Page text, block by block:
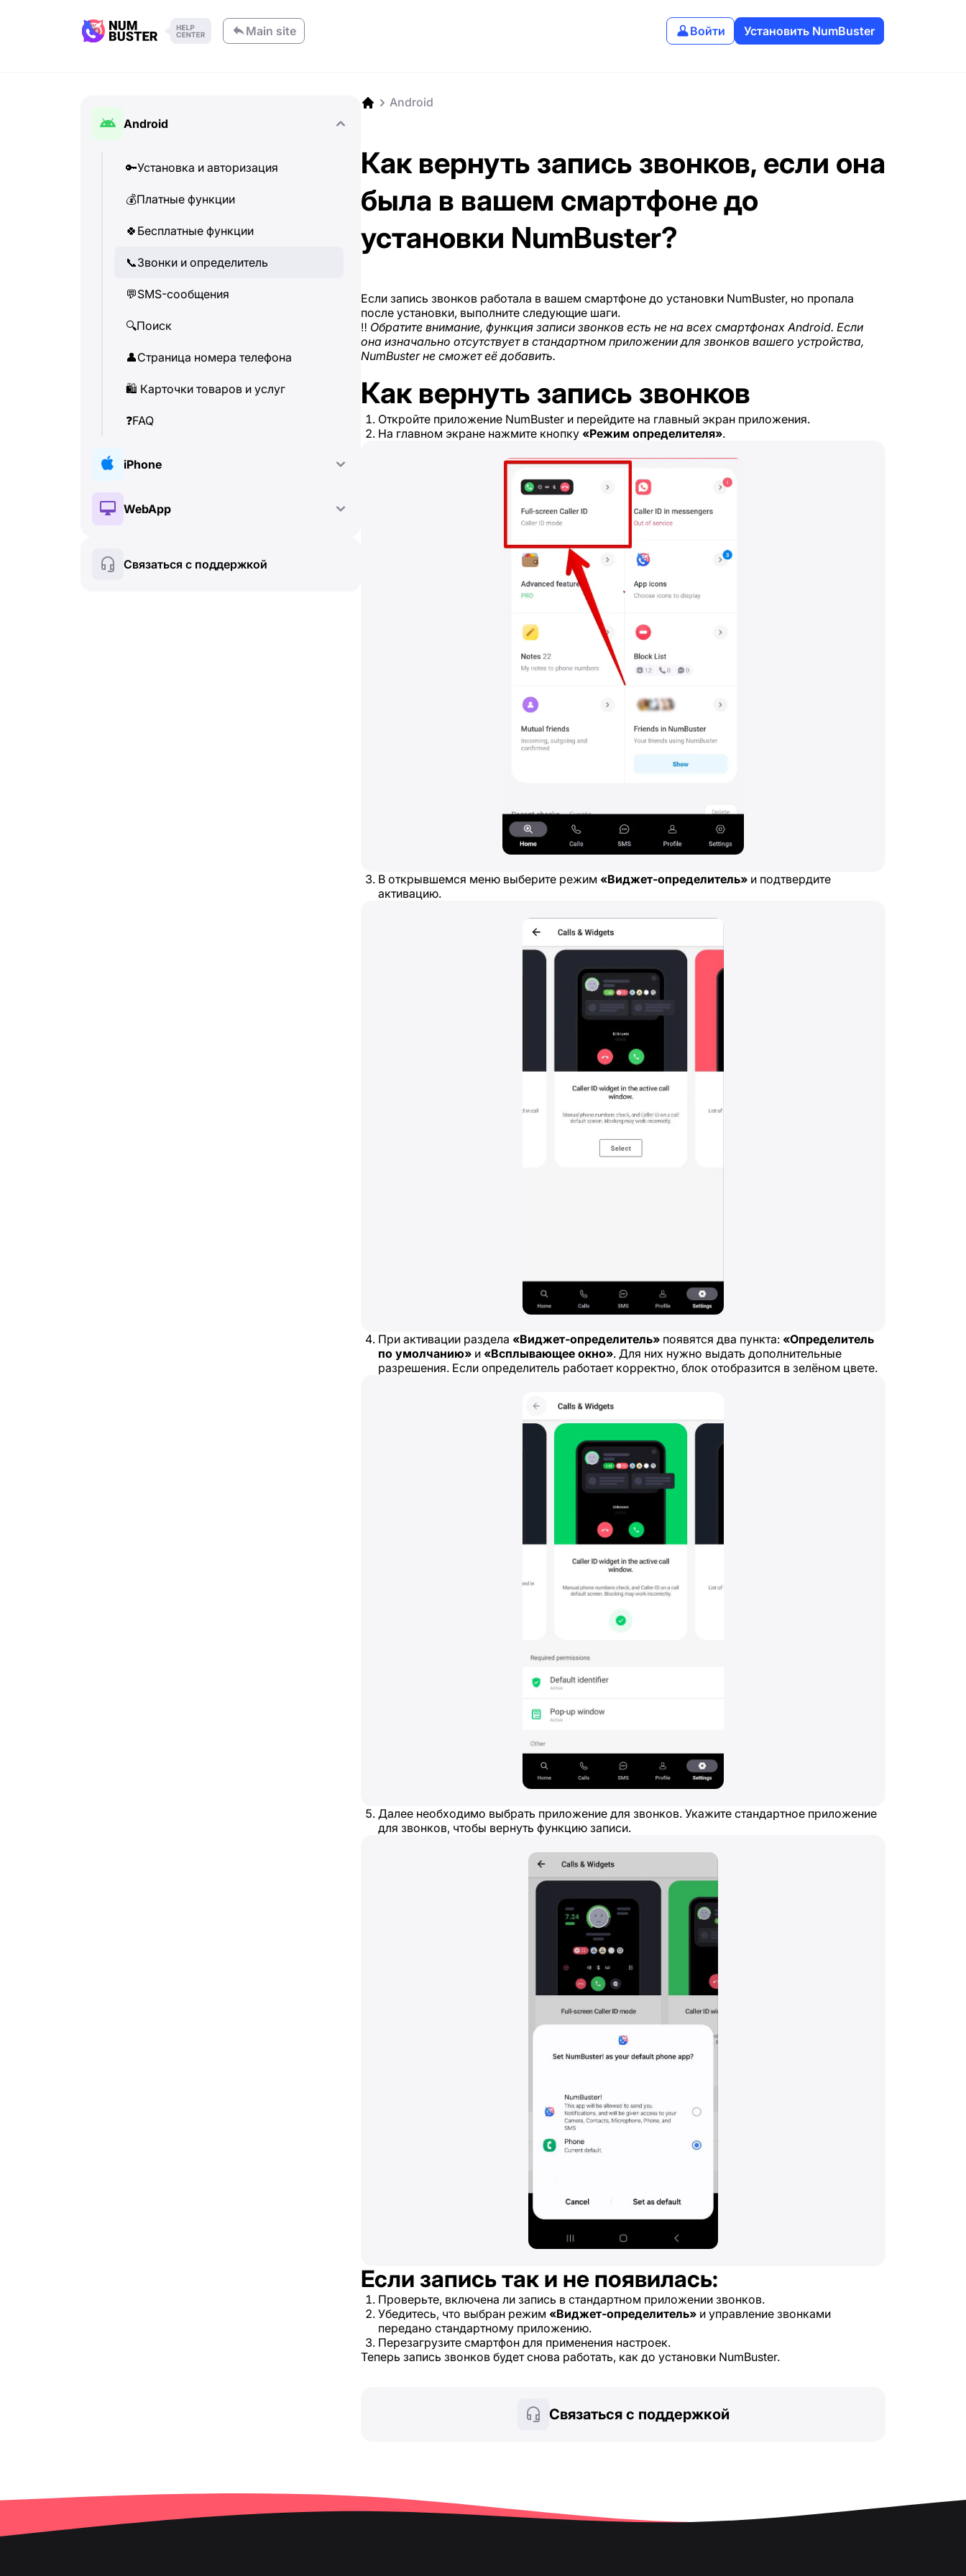
Main site Войти Установить NumBuster
Android
🔑Установка и авторизация
💰Платные функции
🍀 Бесплатные функции
📞Звонки и определитель
💬SMS-сообщения
🔍Поиск
👤Страница номера телефона
🛍 ️ Карточки товаров и услуг
❓FAQ
iPhone
🔑 Установка и авторизация
🍀Бесплатные функции
WebApp
Связаться с поддержкой
Android
Как вернуть запись звонков, если она
была в вашем смартфоне до
установки NumBuster?
Если запись звонков работала в вашем смартфоне до установки NumBuster, но пропала
после установки, выполните следующие шаги.
‼️ Обратите внимание, функция записи звонков есть не на всех смартфонах Android. Если
она изначально отсутствует в стандартном приложении для звонков вашего устройства,
NumBuster не сможет её добавить.
Как вернуть запись звонков
Откройте приложение NumBuster и перейдите на главный экран приложения.
На главном экране нажмите кнопку «Режим определителя».
В открывшемся меню выберите режим «Виджет-определитель» и подтвердите
активацию.
При активации раздела «Виджет-определитель» появятся два пункта: «Определитель
по умолчанию» и «Всплывающее окно». Для них нужно выдать дополнительные
разрешения. Если определитель работает корректно, блок отобразится в зелёном цвете.
Далее необходимо выбрать приложение для звонков. Укажите стандартное приложение
для звонков, чтобы вернуть функцию записи.
Если запись так и не появилась:
Проверьте, включена ли запись в стандартном приложении звонков.
Убедитесь, что выбран режим «Виджет-определитель» и управление звонками
передано стандартному приложению.
Перезагрузите смартфон для применения настроек.
Теперь запись звонков будет снова работать, как до установки NumBuster.
Связаться с поддержкой